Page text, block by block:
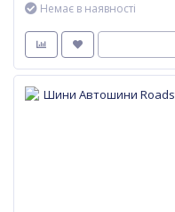
Немає в наявності